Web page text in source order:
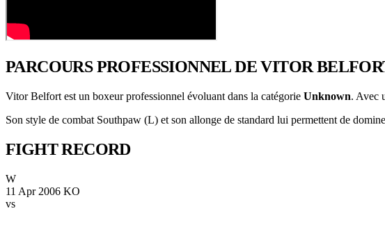
PARCOURS PROFESSIONNELDE VITOR
Vitor Belfort est un boxeur professionnel évoluant dans la catégorie Unknown. Avec
Son style de combat Southpaw (L) et son allonge de standard lui permettent de
FIGHTRECORD
W
11 Apr 2006 KO
vs